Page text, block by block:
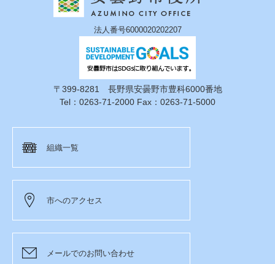
法人番号6000020202207
〒399-8281 長野県安曇野市豊科6000番地
Tel：0263-71-2000 Fax：0263-71-5000
組織一覧
市へのアクセス
メールでのお問い合わせ